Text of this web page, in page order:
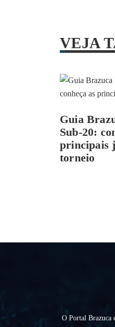
VEJA
Guia
Sub-20:
principais
torneio
O Portal Brazuca